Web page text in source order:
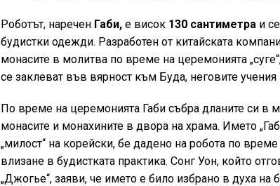
Роботът, наречен Габи, е висок 130 сантиметра и
будистки одежди. Разработен от китайската
монасите в молитва по време на церемонията
се заклеват във вярност към Буда, неговите
По време на церемонията Габи събра дланите си в
монасите и монахините в двора на храма. Името
„милост“ на корейски, бе дадено на робота по
влизане в будистката практика. Сонг Уон, който
„Джогье“, заяви, че името е било избрано в духа на